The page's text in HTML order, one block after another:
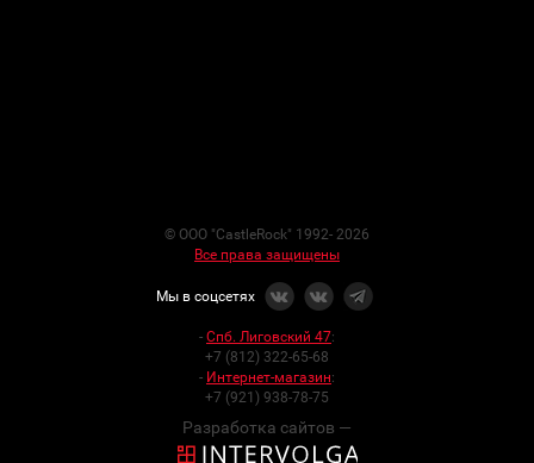
© ООО "CastleRock" 1992- 2026
Все права защищены
Мы в соцсетях
- Спб. Лиговский 47:
+7 (812) 322-65-68
- Интернет-магазин:
+7 (921) 938-78-75
Разработка сайтов —